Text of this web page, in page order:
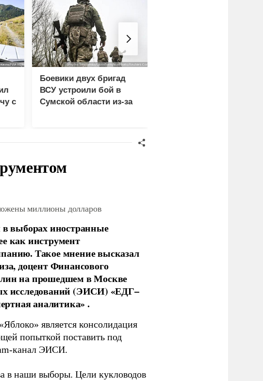
с
Боевики двух бригад
ВСУ устроили бой в
Сумской области из-за
миллионы долларов
в выборах иностранные
как инструмент
Такое мнение высказал
доцент Финансового
на прошедшем в Москве
исследований (ЭИСИ) «ЕДГ–
аналитика» .
является консолидация
попыткой поставить под
канал ЭИСИ.
в наши выборы. Цели кукловодов